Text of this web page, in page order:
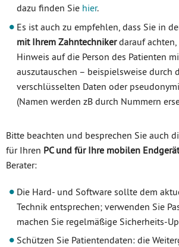
dazu finden Sie hier.
Es ist auch zu empfehlen, dass Sie in
mit Ihrem Zahntechnikerdarauf achten,
Hinweis auf die Person des Patienten
auszutauschen – beispielsweise durch
verschlüsselten Daten oder
(Namen werden zB durch Nummern
Bitte beachten und besprechen Sie auch
für Ihren PC und für Ihre mobilen
Berater:
Die Hard- und Software sollte dem
Technik entsprechen; verwenden Sie
machen Sie regelmäßige Sicherheits-
Schützen Sie Patientendaten: die